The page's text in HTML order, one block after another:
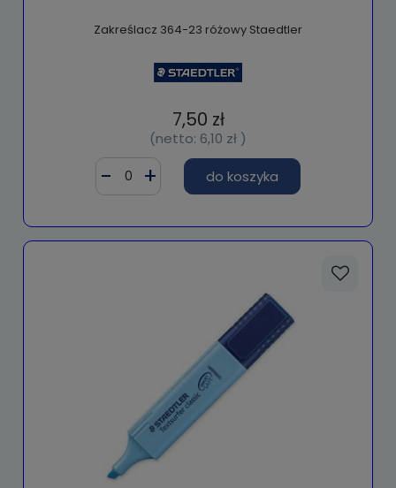
Zakreślacz 364-23 różowy Staedtler
7,50 zł
(netto: 6,10 zł )
do koszyka